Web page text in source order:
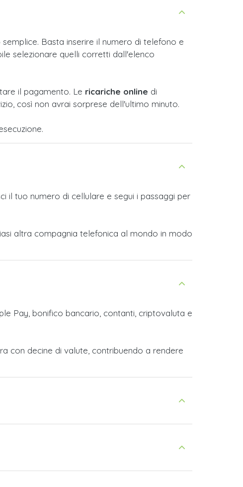
Basta inserire il numero di telefono e
selezionare quelli corretti dall'elenco
il pagamento. Le ricariche online di
così non avrai sorprese dell'ultimo minuto.
il tuo numero di cellulare e segui i passaggi per
altra compagnia telefonica al mondo in modo
Pay, bonifico bancario, contanti, criptovaluta e
con decine di valute, contribuendo a rendere